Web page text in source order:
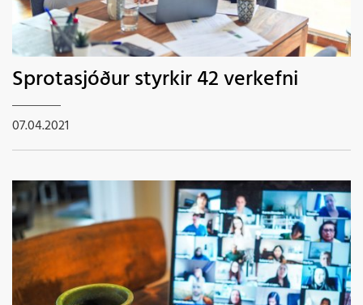
Sprotasjóður styrkir 42 verkefni
07.04.2021